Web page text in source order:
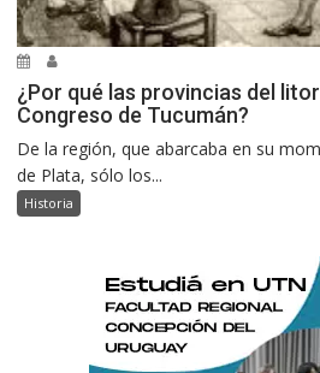
¿Por qué las provincias del
Congreso de Tucumán?
De la región, que abarcaba en su
de Plata, sólo los...
Historia